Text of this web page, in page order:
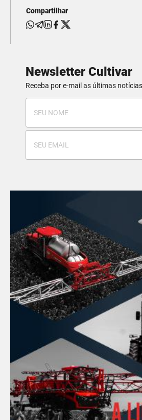
Compartilhar
Newsletter Cultivar
Receba por e-mail as últimas